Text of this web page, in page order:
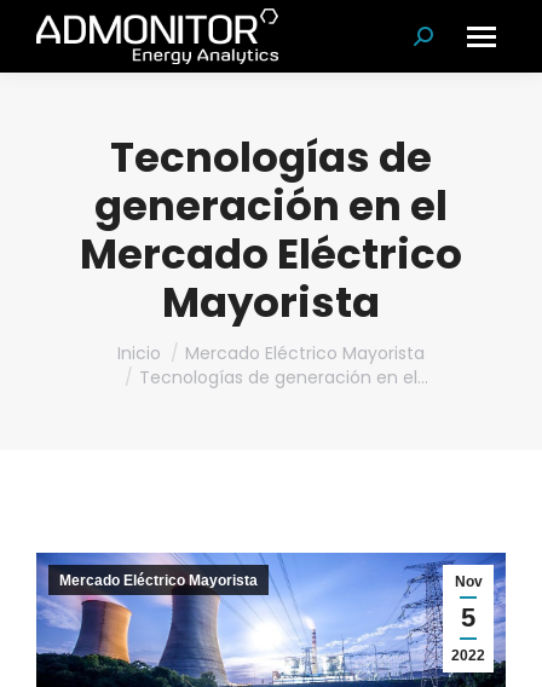
Buscar:
Tecnologías de
generación en el
Mercado Eléctrico
Mayorista
Estás aquí:Inicio
Mercado Eléctrico Mayorista
Tecnologías de generación en el…
Nov
5
2022
Mercado Eléctrico Mayorista